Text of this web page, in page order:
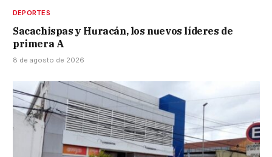
DEPORTES
Sacachispas y Huracán, los nuevos líderes de
primera A
8 de agosto de 2026